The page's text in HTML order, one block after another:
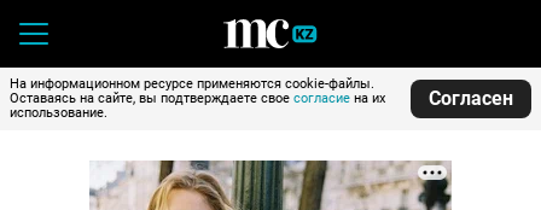
На информационном ресурсе применяются cookie-файлы.
Оставаясь на сайте, вы подтверждаете свое согласие на их
использование.
Согласен